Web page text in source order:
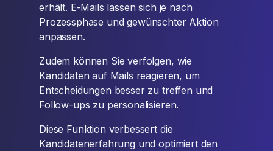
erhält. E-Mails lassen sich je nach
Prozessphase und gewünschter Aktion
anpassen.
Zudem können Sie verfolgen, wie
Kandidaten auf Mails reagieren, um
Entscheidungen besser zu treffen und
Follow-ups zu personalisieren.
Diese Funktion verbessert die
Kandidatenerfahrung und optimiert den